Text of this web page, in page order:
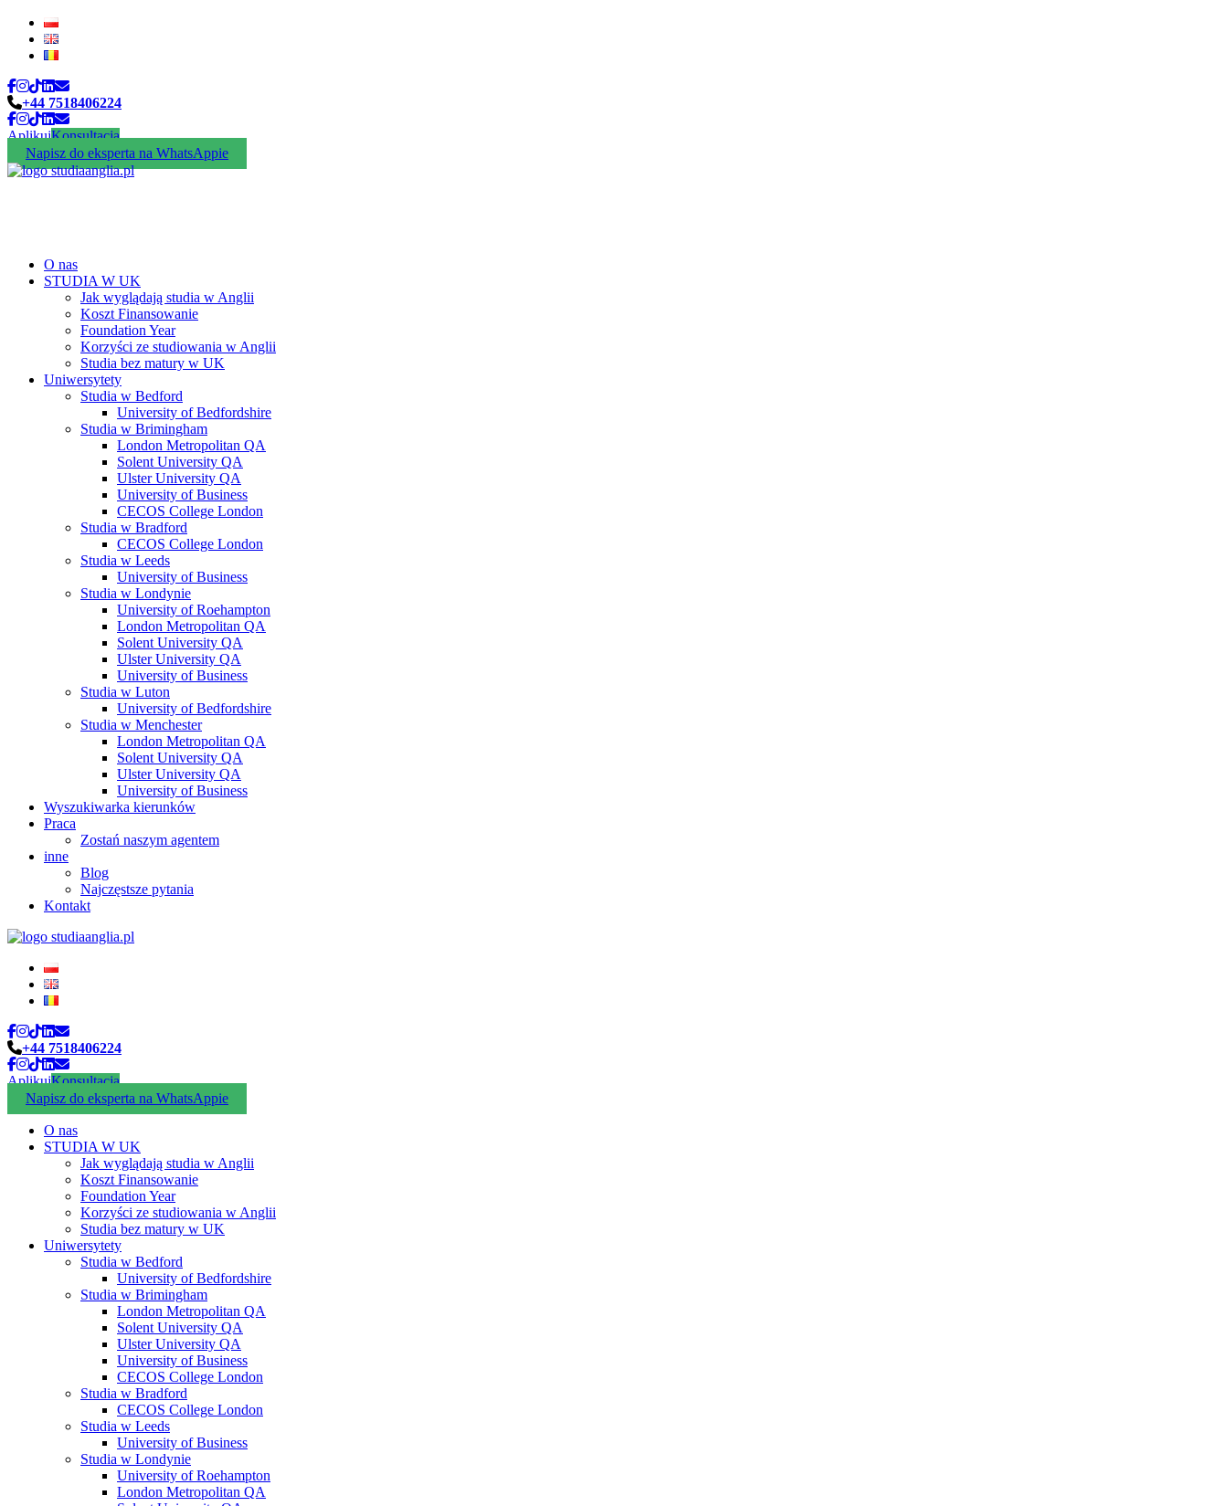
+44 7518406224
AplikujKonsultacja
Napisz do eksperta na WhatsAppie
O nas
STUDIA W UK
Jak wyglądają studia w Anglii
Koszt Finansowanie
Foundation Year
Korzyści ze studiowania w Anglii
Studia bez matury w UK
Uniwersytety
Studia w Bedford
University of Bedfordshire
Studia w Brimingham
London Metropolitan QA
Solent University QA
Ulster University QA
University of Business
CECOS College London
Studia w Bradford
CECOS College London
Studia w Leeds
University of Business
Studia w Londynie
University of Roehampton
London Metropolitan QA
Solent University QA
Ulster University QA
University of Business
Studia w Luton
University of Bedfordshire
Studia w Menchester
London Metropolitan QA
Solent University QA
Ulster University QA
University of Business
Wyszukiwarka kierunków
Praca
Zostań naszym agentem
inne
Blog
Najczęstsze pytania
Kontakt
+44 7518406224
AplikujKonsultacja
Napisz do eksperta na WhatsAppie
O nas
STUDIA W UK
Jak wyglądają studia w Anglii
Koszt Finansowanie
Foundation Year
Korzyści ze studiowania w Anglii
Studia bez matury w UK
Uniwersytety
Studia w Bedford
University of Bedfordshire
Studia w Brimingham
London Metropolitan QA
Solent University QA
Ulster University QA
University of Business
CECOS College London
Studia w Bradford
CECOS College London
Studia w Leeds
University of Business
Studia w Londynie
University of Roehampton
London Metropolitan QA